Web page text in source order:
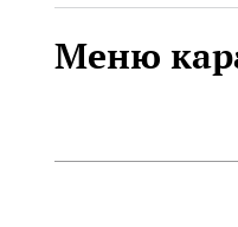
Меню